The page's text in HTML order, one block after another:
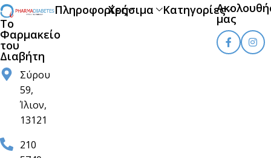
Το
Φαρμακείο
του
Διαβήτη
Σύρου
59,
Ίλιον,
13121
210
ΠληροφορίεςΧρήσιμα Κατηγορίες
μας